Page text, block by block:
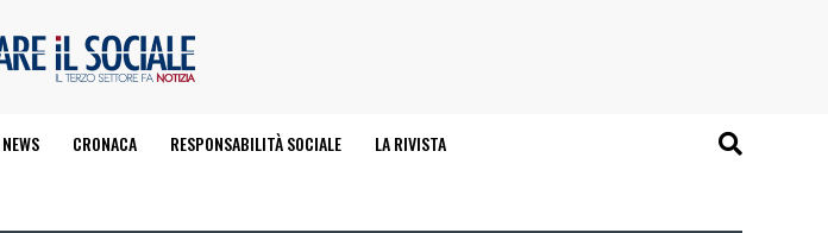
NEWS CRONACA RESPONSABILITÀ SOCIALE LA RIVISTA